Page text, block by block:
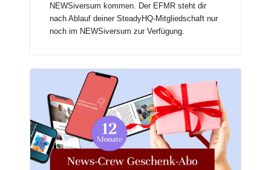
NEWSiversum kommen. Der EFMR steht dir
nach Ablauf deiner SteadyHQ-Mitgliedschaft nur
noch im NEWSiversum zur Verfügung.